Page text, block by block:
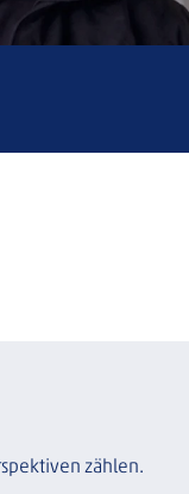
zählen.